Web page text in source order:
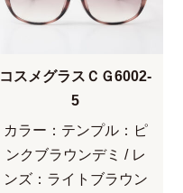
コスメグラスＣＧ6002-
5
カラー：テンプル：ピ
ンクブラウンデミ / レ
ンズ：ライトブラウン